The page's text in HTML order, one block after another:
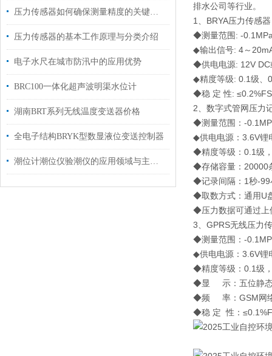
压力传感器如何确保测量精度的关键步骤？
压力传感器的基本工作原理与分类介绍
电子水尺在城市防汛中的应用优势
BRC100一体化超声波明渠水位计
湖南BRT系列无线温度变送器价格
全电子结构BRYK型数显液位变送控制器
潮位计潮位仪验潮仪的应用领域与主要优势介绍
排水公司等行业。
1、BRYA压力传感器
◆测量范围: -
◆输出信号: 4～
◆供电电源: 12V DC
◆精度等级: 0.1级、
◆稳 定 性:
2、数字式管网压力
◆测量范围：-
◆供电电源：3.6V锂
◆精度等级：0.1级
◆存储容量：20000
◆记录间隔：1秒-99
◆取数方式：通用U
◆压力数据可通过上
3、GPRS无线压力
◆测量范围：-
◆供电电源：3.6V锂
◆精度等级：0.1级
◆显 示：五位静态
◆频 率：GSM网
◆稳 定 性：